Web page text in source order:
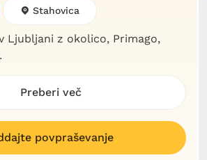
Ljubljani z okolico, Primago,
Stahovica
Preberi več
povpraševanje